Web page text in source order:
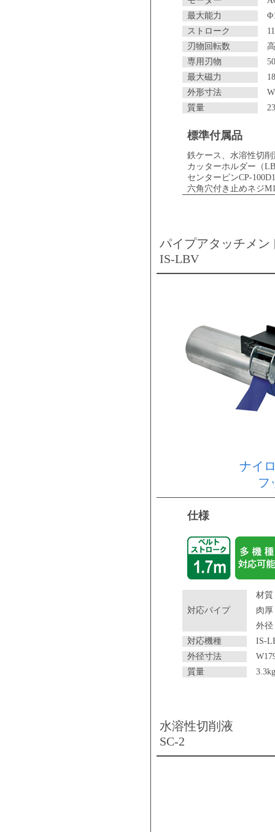
最大能力
ストローク
刃物回転数
専用刃物
最大磁力
外形寸法
質量
標準付属品
鉄ケース、水溶性切
カッターホルダー（
センターピンCP-
六角穴付き止めネジ
パイプアタッチメン
IS-LBV
ナイ
フ
仕様
対応パイプ
材質
肉厚
外径
対応機種
IS-
外径寸法
質量
3.3kg
水溶性切削液
SC-2